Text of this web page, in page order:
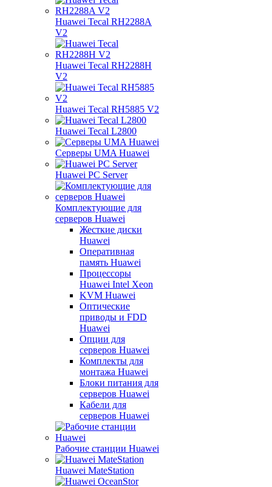
Huawei Tecal RH2288A
V2
Huawei Tecal RH2288H
V2
Huawei Tecal RH5885 V2
Huawei Tecal L2800
Серверы UMA Huawei
Huawei PC Server
Комплектующие для
серверов Huawei
Жесткие диски
Huawei
Оперативная
память Huawei
Процессоры
Huawei Intel Xeon
KVM Huawei
Оптические
приводы и FDD
Huawei
Опции для
серверов Huawei
Комплекты для
монтажа Huawei
Блоки питания для
серверов Huawei
Кабели для
серверов Huawei
Рабочие станции Huawei
Huawei MateStation